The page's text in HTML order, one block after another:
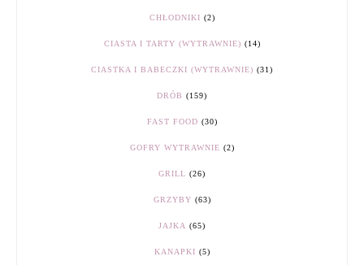
CHŁODNIKI (2)
CIASTA I TARTY (WYTRAWNIE) (14)
CIASTKA I BABECZKI (WYTRAWNIE) (31)
DRÓB (159)
FAST FOOD (30)
GOFRY WYTRAWNIE (2)
GRILL (26)
GRZYBY (63)
JAJKA (65)
KANAPKI (5)